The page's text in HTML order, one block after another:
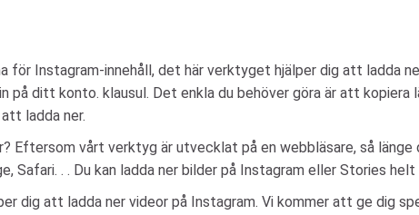
för Instagram-innehåll, det här verktyget hjälper dig att ladda
på ditt konto. klausul. Det enkla du behöver göra är att kopiera
ladda ner.
Eftersom vårt verktyg är utvecklat på en webbläsare, så länge
Safari. . . Du kan ladda ner bilder på Instagram eller Stories
dig att ladda ner videor på Instagram. Vi kommer att ge dig